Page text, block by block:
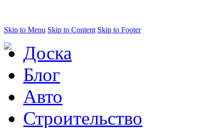
Skip to Menu Skip to Content Skip to Footer
Доска
Блог
Авто
Строительство